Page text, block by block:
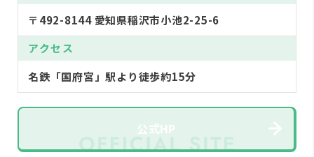
〒492-8144 愛知県稲沢市小池2-25-6
アクセス
名鉄「国府宮」駅より徒歩約15分
公式HP